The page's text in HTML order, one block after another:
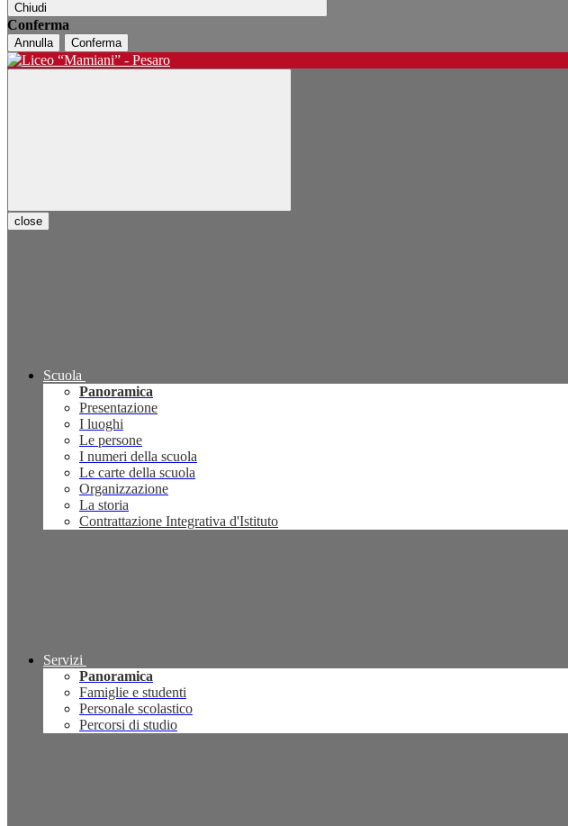
Chiudi
Conferma
Annulla Conferma
close
Scuola
Panoramica
Presentazione
I luoghi
Le persone
I numeri della scuola
Le carte della scuola
Organizzazione
La storia
Contrattazione Integrativa d'Istituto
Servizi
Panoramica
Famiglie e studenti
Personale scolastico
Percorsi di studio